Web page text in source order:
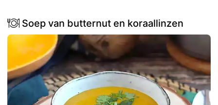
Soep van butternut en koraallinzen